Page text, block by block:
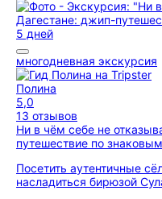
5 дней
многодневная экскурсия
Полина
5,0
13 отзывов
Ни в чём себе не
путешествие по
Посетить аутентичные
насладиться бирюзой